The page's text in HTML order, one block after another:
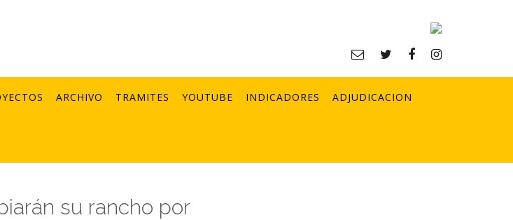
ARCHIVO TRAMITES YOUTUBE INDICADORES ADJUDICACION
su rancho por